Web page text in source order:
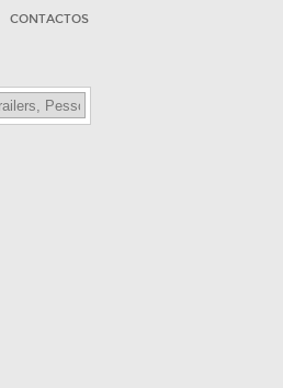
CONTACTOS